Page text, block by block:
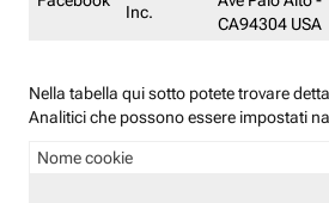
Inc.
CA94304 USA
Nella tabella qui sotto potete trovare
Analitici che possono essere impostati
Nome cookie